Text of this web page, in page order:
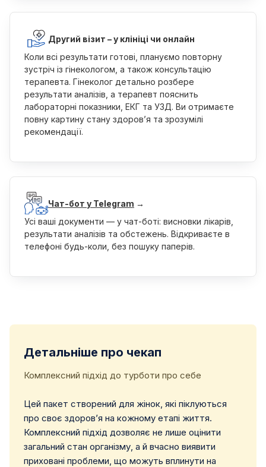
Другий візит – у клініці чи онлайн
Коли всі результати готові, плануємо повторну
зустріч із гінекологом, а також консультацію
терапевта. Гінеколог детально розбере
результати аналізів, а терапевт пояснить
лабораторні показники, ЕКГ та УЗД. Ви отримаєте
повну картину стану здоров’я та зрозумілі
рекомендації.
Чат-бот у Telegram →
Усі ваші документи — у чат-боті: висновки лікарів,
результати аналізів та обстежень. Відкриваєте в
телефоні будь-коли, без пошуку паперів.
Детальніше про чекап
Комплексний підхід до турботи про себе
Цей пакет створений для жінок, які піклуються
про своє здоров’я на кожному етапі життя.
Комплексний підхід дозволяє не лише оцінити
загальний стан організму, а й вчасно виявити
приховані проблеми, що можуть вплинути на